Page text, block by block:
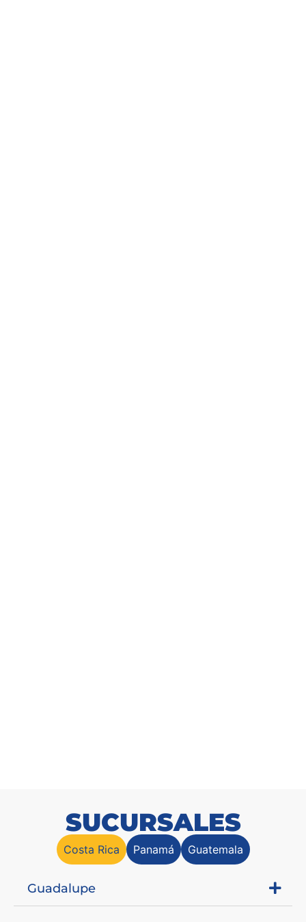
SUCURSALES
Costa Rica Panamá Guatemala
Guadalupe